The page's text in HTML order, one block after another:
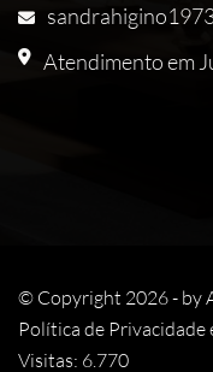
Atendimento em
© Copyright 2026 - by
Política de Privacidade
Visitas: 6.770